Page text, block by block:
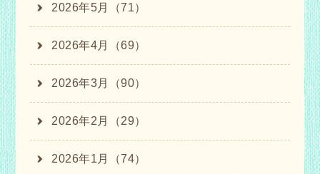
2026年5月（71）
2026年4月（69）
2026年3月（90）
2026年2月（29）
2026年1月（74）